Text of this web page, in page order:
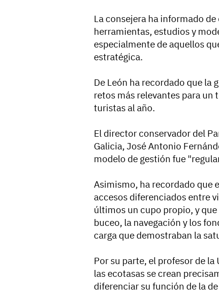
La consejera ha informado
herramientas, estudios y
especialmente de aquellos
estratégica.
De León ha recordado que la
retos más relevantes para
turistas al año.
El director conservador del
Galicia, José Antonio
modelo de gestión fue
Asimismo, ha recordado que
accesos diferenciados entre
últimos un cupo propio, y
buceo, la navegación y los
carga que demostraban la
Por su parte, el profesor de la
las ecotasas se crean
diferenciar su función de la